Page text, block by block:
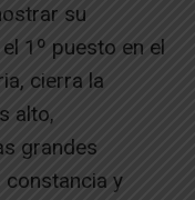
su
1º puesto en el
cierra la
alto,
grandes
constancia y